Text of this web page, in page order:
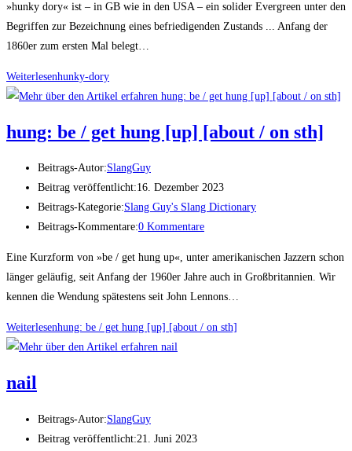
»hunky dory« ist – in GB wie in den USA – ein solider Evergreen unter den
Begriffen zur Bezeichnung eines befriedigenden Zustands ... Anfang der
1860er zum ersten Mal belegt…
Weiterlesenhun­ky-dory
hung: be / get hung [up] [about / on sth]
Beitrags-Autor:SlangGuy
Beitrag veröffentlicht:16. Dezember 2023
Beitrags-Kategorie:Slang Guy's Slang Dictionary
Beitrags-Kommentare:0 Kommentare
Eine Kurzform von »be / get hung up«, unter amerikanischen Jazzern schon
länger geläufig, seit Anfang der 1960er Jahre auch in Großbritannien. Wir
kennen die Wendung spätestens seit John Lennons…
Weiterlesenhung: be / get hung [up] [about / on sth]
nail
Beitrags-Autor:SlangGuy
Beitrag veröffentlicht:21. Juni 2023